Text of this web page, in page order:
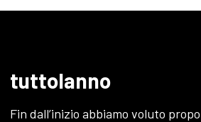
tuttolanno
Fin dall’inizio abbiamo voluto